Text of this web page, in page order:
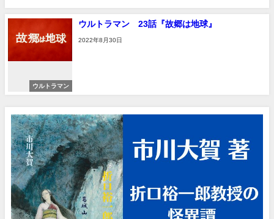
ウルトラマン
ウルトラマン 23話『故郷は地球』
2022年8月30日